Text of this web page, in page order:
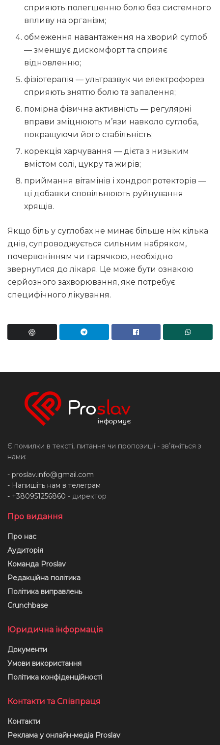
сприяють полегшенню болю без системного
впливу на організм;
обмеження навантаження на хворий суглоб
— зменшує дискомфорт та сприяє
відновленню;
фізіотерапія — ультразвук чи електрофорез
сприяють зняттю болю та запалення;
помірна фізична активність — регулярні
вправи зміцнюють м’язи навколо суглоба,
покращуючи його стабільність;
корекція харчування — дієта з низьким
вмістом солі, цукру та жирів;
приймання вітамінів і хондропротекторів —
ці добавки сповільнюють руйнування
хрящів.
Якщо біль у суглобах не минає більше ніж кілька
днів, супроводжується сильним набряком,
почервонінням чи гарячкою, необхідно
звернутися до лікаря. Це може бути ознакою
серйозного захворювання, яке потребує
специфічного лікування.
Є помилки в тексті, питання чи пропозиції - звʼяжіться з
нами:
- proslav.info@gmail.com
- Напишіть нам в телеграм
- +380951256860 - директор
Про видання
Про нас
Аудиторія
Команда Proslav
Редакційна політика
Політика виправлень
Crunchbase
Юридична інформація
Документи
Умови використання
Політика конфіденційності
Контакти та Співпраця
Контакти
Реклама у онлайн-медіа Proslav